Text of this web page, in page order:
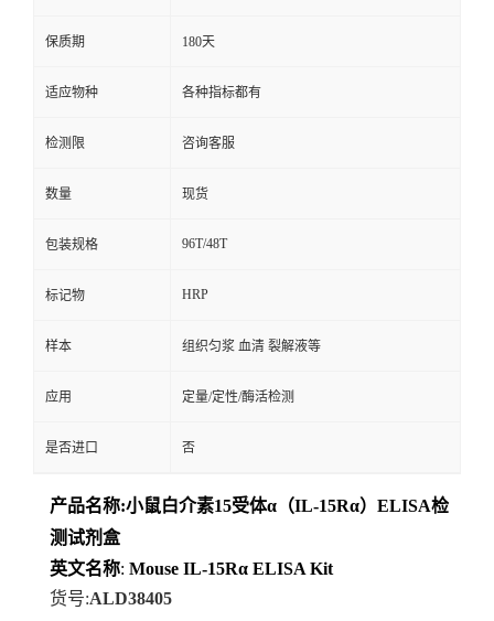
保质期 180天
适应物种 各种指标都有
检测限 咨询客服
数量 现货
包装规格 96T/48T
标记物 HRP
样本 组织匀浆 血清 裂解液等
应用 定量/定性/酶活检测
是否进口 否
产品名称:小鼠白介素15受体α（IL-15Rα）ELISA检
测试剂盒
英文名称: Mouse IL-15Rα ELISA Kit
货号:ALD38405